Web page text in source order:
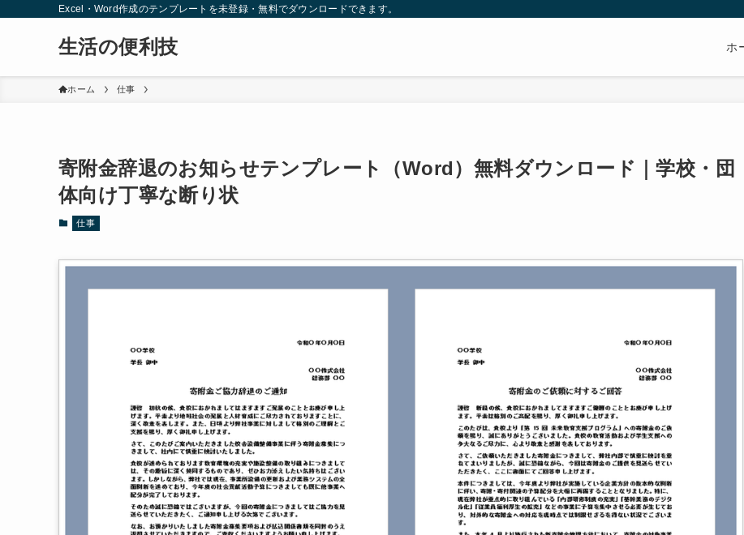
Excel・Word作成のテンプレートを未登録・無料でダウンロードできます。
生活の便利技 ホ
ホーム 仕事
寄附金辞退のお知らせテンプレート（Word）無料ダウンロード｜学校・団
体向け丁寧な断り状
仕事